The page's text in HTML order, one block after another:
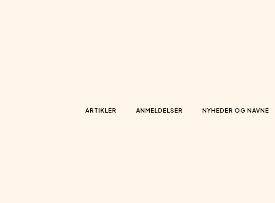
ARTIKLER ANMELDELSER NYHEDER OG NAVNE